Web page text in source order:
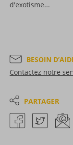
d'exotisme...
BESOIN
Contactez notre
PARTAGER